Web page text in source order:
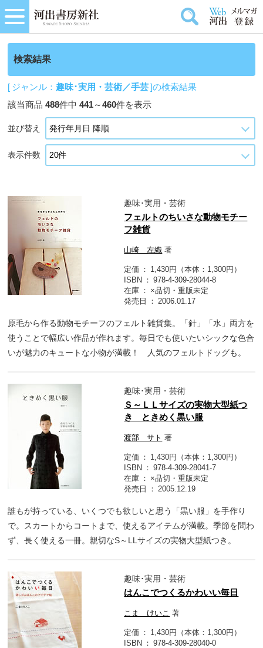
検索結果
[ ジャンル： 趣味･実用・芸術／手芸]の検索結果
該当商品488件中441～460件を表示
並び替え
表示件数
趣味･実用・芸術
フェルトのちいさな動物モチー
フ雑貨
山崎 左織 著
定価
1,430円（本体：1,300円）
ISBN
978-4-309-28044-8
在庫
×品切・重版未定
発売日
2006.01.17
原毛から作る動物モチーフのフェルト雑貨集。「針」「水」両方を
使うことで幅広い作品が作れます。毎日でも使いたいシックな色合
いが魅力のキュートな小物が満載！ 人気のフェルトドッグも。
趣味･実用・芸術
Ｓ～ＬＬサイズの実物大型紙つ
き ときめく黒い服
渡部 サト 著
定価
1,430円（本体：1,300円）
ISBN
978-4-309-28041-7
在庫
×品切・重版未定
発売日
2005.12.19
誰もが持っている、いくつでも欲しいと思う「黒い服」を手作り
で。スカートからコートまで、使えるアイテムが満載。季節を問わ
ず、長く使える一冊。親切なS～LLサイズの実物大型紙つき。
趣味･実用・芸術
はんこでつくるかわいい毎日
こま けいこ 著
定価
1,430円（本体：1,300円）
ISBN
978-4-309-28040-0